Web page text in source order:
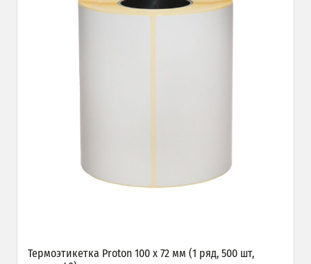
Термоэтикетка Proton 100 x 72 мм (1 ряд, 500 шт,